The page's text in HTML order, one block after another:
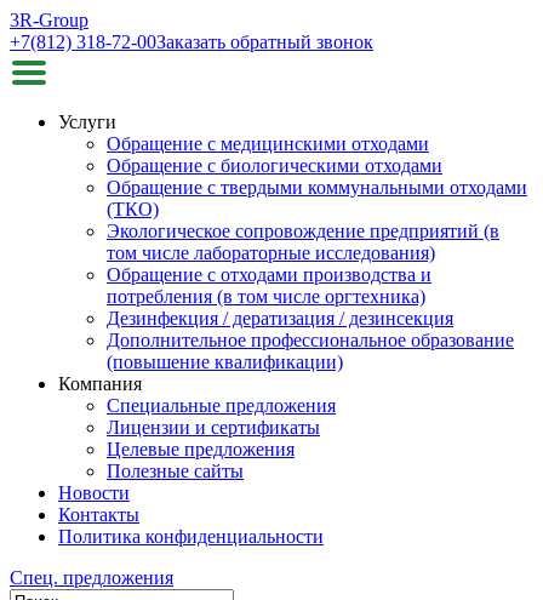
3R-Group
+7(812) 318-72-00Заказать обратный звонок
Услуги
Обращение с медицинскими отходами
Обращение с биологическими отходами
Обращение с твердыми коммунальными отходами
(ТКО)
Экологическое сопровождение предприятий (в
том числе лабораторные исследования)
Обращение с отходами производства и
потребления (в том числе оргтехника)
Дезинфекция / дератизация / дезинсекция
Дополнительное профессиональное образование
(повышение квалификации)
Компания
Специальные предложения
Лицензии и сертификаты
Целевые предложения
Полезные сайты
Новости
Контакты
Политика конфиденциальности
Спец. предложения